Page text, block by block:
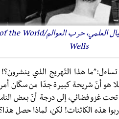
Wells
تساءل:”ما هذا التّهريج الذي
أنّ شريحة كبيرة جدّا من سكّان
تحت غزو فضائي، إلى درجة أنّ بعض
هذه الكائنات! لكن، لماذا حصل